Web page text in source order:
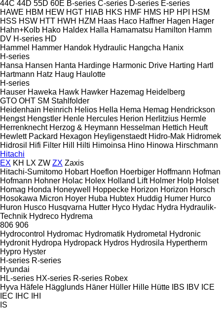
44C 44D 55D 60E B-series C-series D-series E-series
HAWE HBM HEW HGT HIAB HKS HMF HMS HP HPI
HSM
HSS HSW HTT HWH HZM Haas Haco Haffner Hagen Hager
Hahn+Kolb Hako Haldex Halla Hamamatsu Hamilton Hamm
DV H-series HD
Hammel Hammer Handok Hydraulic Hangcha Hanix
H-series
Hansa Hansen Hanta Hardinge Harmonic Drive Harting Hartl
Hartmann Hatz Haug Haulotte
H-series
Hauser Haweka Hawk Hawker Hazemag Heidelberg
GTO OHT SM Stahlfolder
Heidenhain Heinrich Helios Hella Hema Hemag Hendrickson
Hengst Hengstler Henle Hercules Herion Herlitzius Hermle
Herrenknecht Herzog & Heymann Hesselman Hettich Heuft
Hewlett Packard Hexagon Heyligenstaedt Hidro-Mak Hidromek
Hidrosil
Hifi Filter Hill Hilti Himoinsa Hino Hinowa Hirschmann
Hitachi
EX KH LX ZW ZX Zaxis
Hitachi-Sumitomo Hobart Hoeflon Hoerbiger Hoffmann Hofman
Hofmann Hohner Holac Holex Holland Lift Holmer Holp Holset
Homag Honda Honeywell Hoppecke Horizon Horizon Horsch
Hosokawa Micron Hoyer Huba Hubtex Huddig Humer Hurco
Huron Husco Husqvarna Hutter Hyco Hydac Hydra Hydraulik-
Technik Hydreco Hydrema
806 906
Hydrocontrol Hydromac Hydromatik Hydrometal
Hydronic
Hydronit Hydropa Hydropack Hydros Hydrosila Hypertherm
Hypro Hyster
H-series R-series
Hyundai
HL-series HX-series R-series Robex
Hyva Häfele Hägglunds Häner Hüller Hille Hütte IBS IBV ICE
IEC
IHC
IHI
IS